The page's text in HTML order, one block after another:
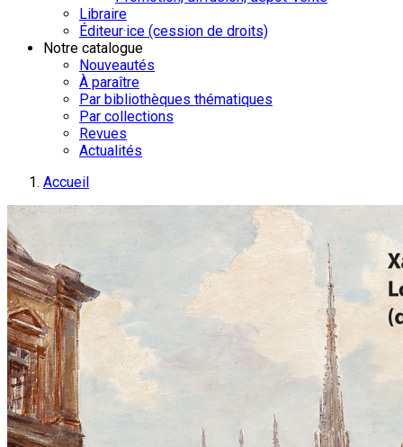
Libraire
Éditeur·ice (cession de droits)
Notre catalogue
Nouveautés
À paraître
Par bibliothèques thématiques
Par collections
Revues
Actualités
Accueil